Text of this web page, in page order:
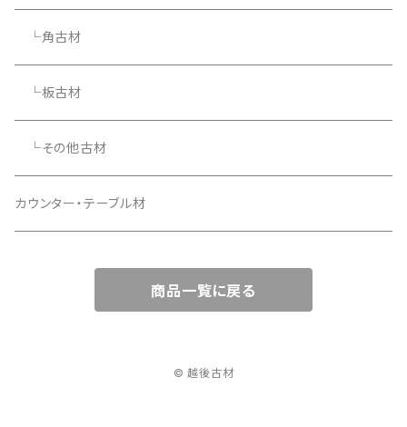
└角古材
└板古材
└その他古材
カウンター・テーブル材
商品一覧に戻る
© 越後古材